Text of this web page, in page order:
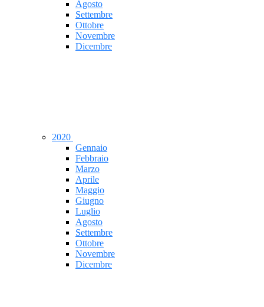
Agosto
Settembre
Ottobre
Novembre
Dicembre
2020
Gennaio
Febbraio
Marzo
Aprile
Maggio
Giugno
Luglio
Agosto
Settembre
Ottobre
Novembre
Dicembre